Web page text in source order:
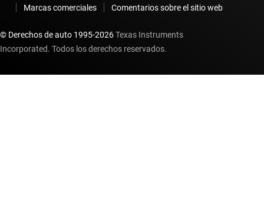
Marcas comerciales
Comentarios sobre el sitio web
© Derechos de auto 1995-2026Texas Instruments
Incorporated. Todos los derechos reservados.